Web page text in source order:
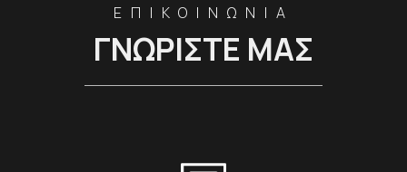
ΕΠΙΚΟΙΝΩΝΙΑ
ΓΝΩΡΙΣΤΕ ΜΑΣ